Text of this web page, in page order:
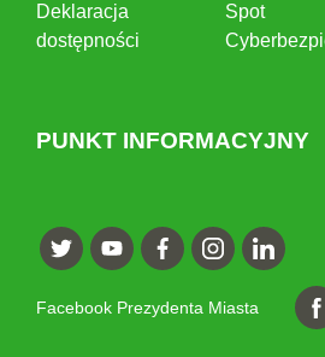
Deklaracja
dostępności
Spot
PUNKT INFORMACYJNY
Facebook Prezydenta Miasta